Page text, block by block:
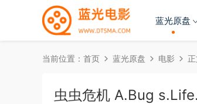
蓝光原盘
当前位置： 首页 蓝光原盘 电影
虫虫危机 A.Bug